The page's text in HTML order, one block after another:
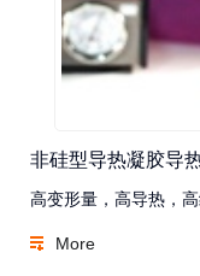
非硅型导热凝胶导
高变形量，高导热，
More